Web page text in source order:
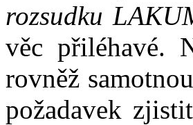
rozsudku
věc přiléhavé.
rovněž
požadavek